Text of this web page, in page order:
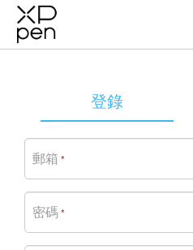
登錄
郵箱 *
密碼*